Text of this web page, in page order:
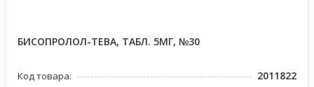
БИСОПРОЛОЛ-ТЕВА, ТАБЛ. 5МГ, №30
Код товара: 2011822